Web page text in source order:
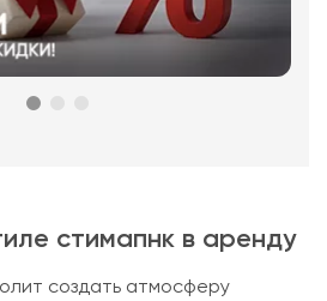
стимапнк в аренду
создать атмосферу